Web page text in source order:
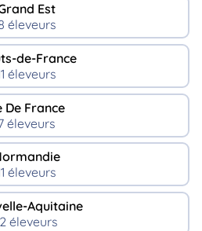
Est
éleveurs
de-France
éleveurs
De France
éleveurs
éleveurs
Aquitaine
éleveurs